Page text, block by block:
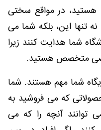
هستید، در مواقع سختی
تنها این، بلکه شما می
شما هدایت کنند زیرا
متخصص هستید.
شما مهم هستند. شما
که می فروشید به
توانند آنچه را که می